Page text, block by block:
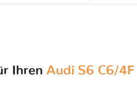
Ihren Audi S6 C6/4F